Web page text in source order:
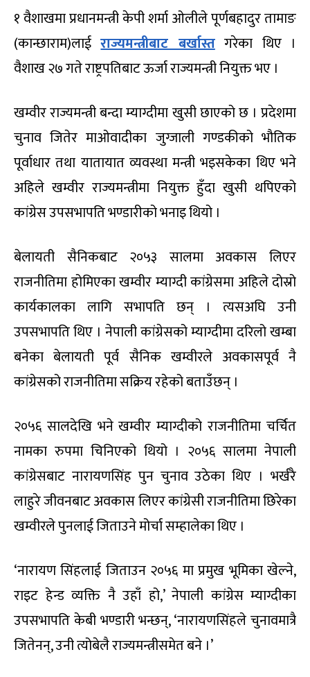
१ वैशाखमा प्रधानमन्त्री केपी शर्मा ओलीले पूर्णबहादुर तामाङ
(कान्छाराम)लाईराज्यमन्त्रीबाट बर्खास्तगरेका थिए ।
वैशाख २७ गते राष्ट्रपतिबाट ऊर्जा राज्यमन्त्री नियुक्त भए ।
खम्वीर राज्यमन्त्री बन्दा म्याग्दीमा खुसी छाएको छ । प्रदेशमा
चुनाव जितेर माओवादीका जुग्जाली गण्डकीको भौतिक
पूर्वाधार तथा यातायात व्यवस्था मन्त्री भइसकेका थिए भने
अहिले खम्वीर राज्यमन्त्रीमा नियुक्त हुँदा खुसी थपिएको
कांग्रेस उपसभापति भण्डारीको भनाइ थियो ।
बेलायती सैनिकबाट २०५३ सालमा अवकास लिएर
राजनीतिमा होमिएका खम्वीर म्याग्दी कांग्रेसमा अहिले दोस्रो
कार्यकालका लागि सभापति छन् । त्यसअघि उनी
उपसभापति थिए । नेपाली कांग्रेसको म्याग्दीमा दरिलो खम्बा
बनेका बेलायती पूर्व सैनिक खम्वीरले अवकासपूर्व नै
कांग्रेसको राजनीतिमा सक्रिय रहेको बताउँछन् ।
२०५६ सालदेखि भने खम्वीर म्याग्दीको राजनीतिमा चर्चित
नामका रुपमा चिनिएको थियो । २०५६ सालमा नेपाली
कांग्रेसबाट नारायणसिंह पुन चुनाव उठेका थिए । भर्खरै
लाहुरे जीवनबाट अवकास लिएर कांग्रेसी राजनीतिमा छिरेका
खम्वीरले पुनलाई जिताउने मोर्चा सम्हालेका थिए ।
‘नारायण सिंहलाई जिताउन २०५६ मा प्रमुख भूमिका खेल्ने,
राइट हेन्ड व्यक्ति नै उहाँ हो,’ नेपाली कांग्रेस म्याग्दीका
उपसभापति केबी भण्डारी भन्छन्, ‘नारायणसिंहले चुनावमात्रै
जितेनन्, उनी त्योबेलै राज्यमन्त्रीसमेत बने ।’